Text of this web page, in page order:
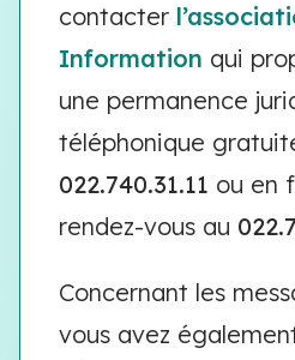
contacter
Information qui
une permanence
téléphonique
022.740.31.11 ou en
rendez-vous au
Concernant les
vous avez